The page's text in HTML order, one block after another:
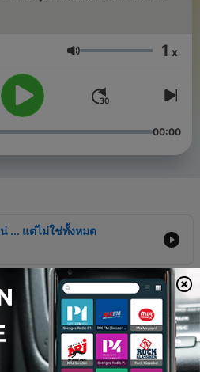
Volym 1 x
00:00
... แต่ไม่ใช่ทั้งหมด
รม
มหาโค มหากฤช” เรื่องราชสำนัก